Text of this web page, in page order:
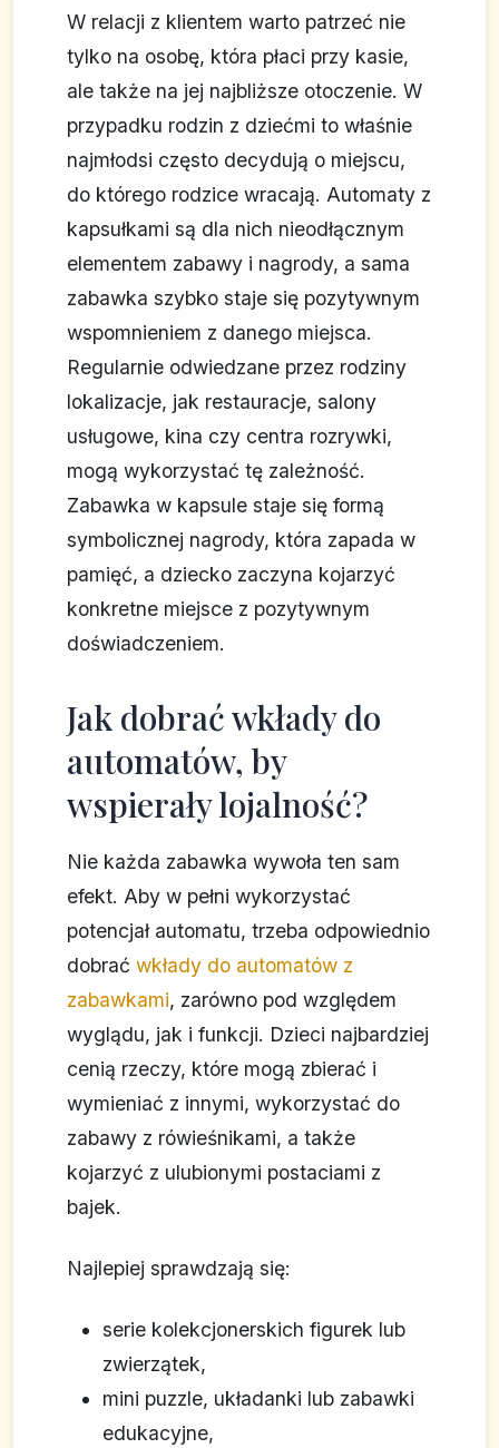
W relacji z klientem warto patrzeć nie
tylko na osobę, która płaci przy kasie,
ale także na jej najbliższe otoczenie. W
przypadku rodzin z dziećmi to właśnie
najmłodsi często decydują o miejscu,
do którego rodzice wracają. Automaty z
kapsułkami są dla nich nieodłącznym
elementem zabawy i nagrody, a sama
zabawka szybko staje się pozytywnym
wspomnieniem z danego miejsca.
Regularnie odwiedzane przez rodziny
lokalizacje, jak restauracje, salony
usługowe, kina czy centra rozrywki,
mogą wykorzystać tę zależność.
Zabawka w kapsule staje się formą
symbolicznej nagrody, która zapada w
pamięć, a dziecko zaczyna kojarzyć
konkretne miejsce z pozytywnym
doświadczeniem.
Jak dobrać wkłady do
automatów, by
wspierały lojalność?
Nie każda zabawka wywoła ten sam
efekt. Aby w pełni wykorzystać
potencjał automatu, trzeba odpowiednio
dobrać wkłady do automatów z
zabawkami, zarówno pod względem
wyglądu, jak i funkcji. Dzieci najbardziej
cenią rzeczy, które mogą zbierać i
wymieniać z innymi, wykorzystać do
zabawy z rówieśnikami, a także
kojarzyć z ulubionymi postaciami z
bajek.
Najlepiej sprawdzają się:
serie kolekcjonerskich figurek lub
zwierzątek,
mini puzzle, układanki lub zabawki
edukacyjne,